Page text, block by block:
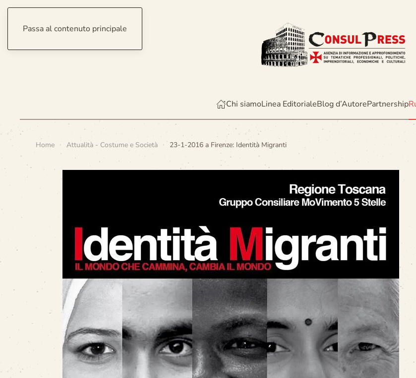
Passa al contenuto principale
Chi siamoLinea EditorialeBlog d’AutorePartnership
Home Attualità - Costume e Società 23-1-2016 a Firenze: Identità Migranti